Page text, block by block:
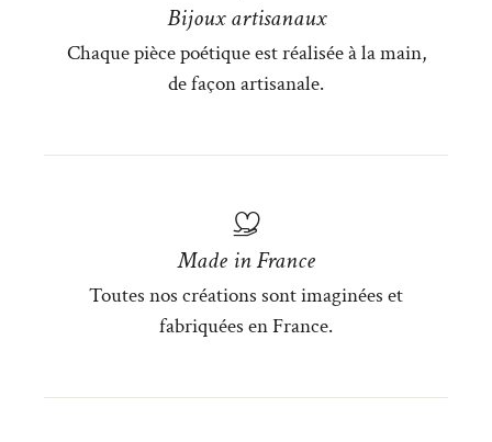
Bijoux artisanaux
Chaque pièce poétique est réalisée à la main,
de façon artisanale.
Made in France
Toutes nos créations sont imaginées et
fabriquées en France.